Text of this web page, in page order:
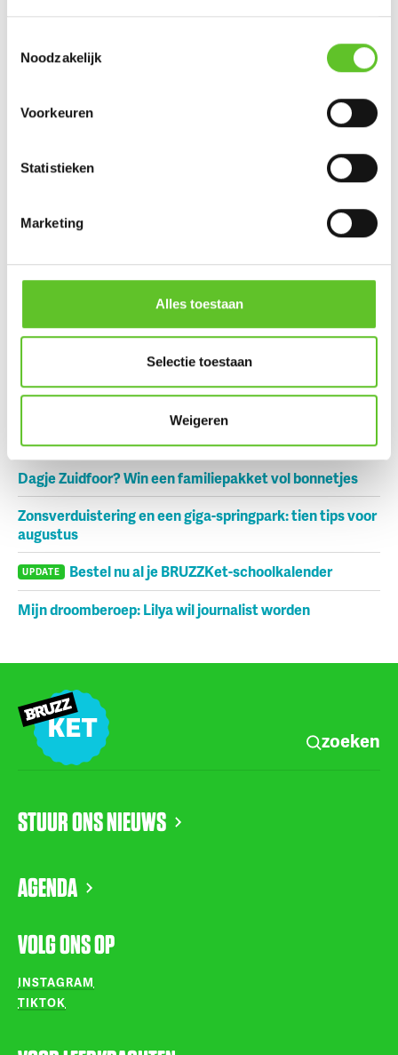
Noodzakelijk
Voorkeuren
Statistieken
Marketing
Alles toestaan
Selectie toestaan
Weigeren
Leuke workshops en activiteiten
Muntpunt opent een online
Nu op BRUZZ Ket
Ketportret: Amel verbreekt het wereldrecord mountain
climbers
Dagje Zuidfoor? Win een familiepakket vol bonnetjes
Zonsverduistering en een giga-springpark: tien tips voor
augustus
UPDATE
Bestel nu al je BRUZZKet-schoolkalender
Mijn droomberoep: Lilya wil journalist worden
zoeken
STUUR ONS NIEUWS
AGENDA
VOLG ONS OP
INSTAGRAM
TIKTOK